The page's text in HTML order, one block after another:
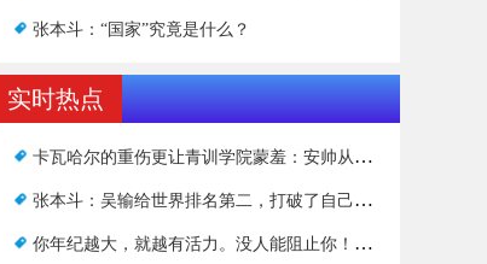
张本斗：“国家”究竟是什么？
实时热点
卡瓦哈尔的重伤更让青训学院蒙羞：安帅从不考虑学徒急救
张本斗：吴输给世界排名第二，打破了自己的极限
你年纪越大，就越有活力。没人能阻止你！穆谢奎上演帽子戏法超车